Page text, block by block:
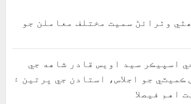
وٺرائڻ سميت مختلف معاملن جو
اسپيڪر سيد اويس قادر شاهه جي
جو اجلاس، استادن جي ڀرتين ۽
اهم فيصلا